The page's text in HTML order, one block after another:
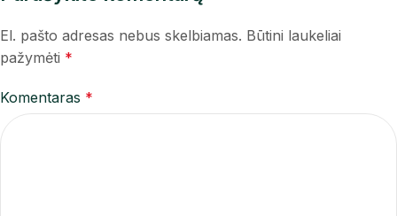
El. pašto adresas nebus skelbiamas. Būtini laukeliai
pažymėti *
Komentaras *